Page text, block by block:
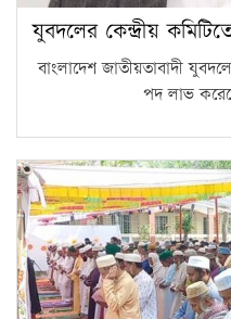
যুবদলের কেন্দ্রীয়
বাংলাদেশ জাতীয়তাবাদী
পদ লাভ